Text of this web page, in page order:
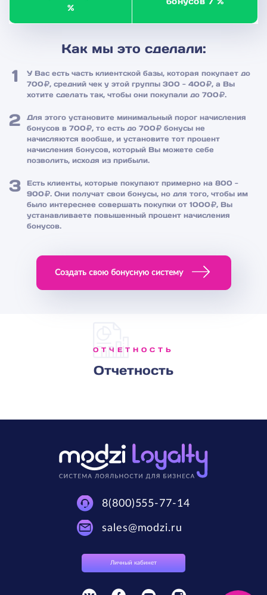
%
Как мы это сделали:
1
У Вас есть часть клиентской базы, которая покупает до
700
, средний чек у этой группы 300 - 400
, а Вы
хотите сделать так, чтобы они покупали до 700
.
2
Для этого установите минимальный порог начисления
бонусов в 700
, то есть до 700
бонусы не
начисляются вообще, и установите тот процент
начисления бонусов, который Вы можете себе
позволить, исходя из прибыли.
3
Есть клиенты, которые покупают примерно на 800 -
900
. Они получат свои бонусы, но для того, чтобы им
было интереснее совершать покупки от 1000
, Вы
устанавливаете повышенный процент начисления
бонусов.
Создать свою бонусную систему
ОТЧЕТНОСТЬ
Отчетность
8(800)555-77-14
sales@modzi.ru
Личный кабинет